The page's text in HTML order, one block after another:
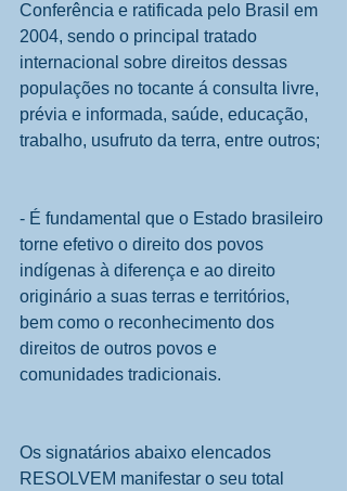
Conferência e ratificada pelo Brasil em
2004, sendo o principal tratado
internacional sobre direitos dessas
populações no tocante á consulta livre,
prévia e informada, saúde, educação,
trabalho, usufruto da terra, entre outros;
- É fundamental que o Estado brasileiro
torne efetivo o direito dos povos
indígenas à diferença e ao direito
originário a suas terras e territórios,
bem como o reconhecimento dos
direitos de outros povos e
comunidades tradicionais.
Os signatários abaixo elencados
RESOLVEM manifestar o seu total